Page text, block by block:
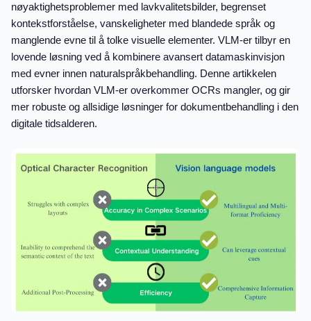
nøyaktighetsproblemer med lavkvalitetsbilder, begrenset
kontekstforståelse, vanskeligheter med blandede språk og
manglende evne til å tolke visuelle elementer. VLM-er tilbyr en
lovende løsning ved å kombinere avansert datamaskinvisjon
med evner innen naturalspråkbehandling. Denne artikkelen
utforsker hvordan VLM-er overkommer OCRs mangler, og gir
mer robuste og allsidige løsninger for dokumentbehandling i den
digitale tidsalderen.